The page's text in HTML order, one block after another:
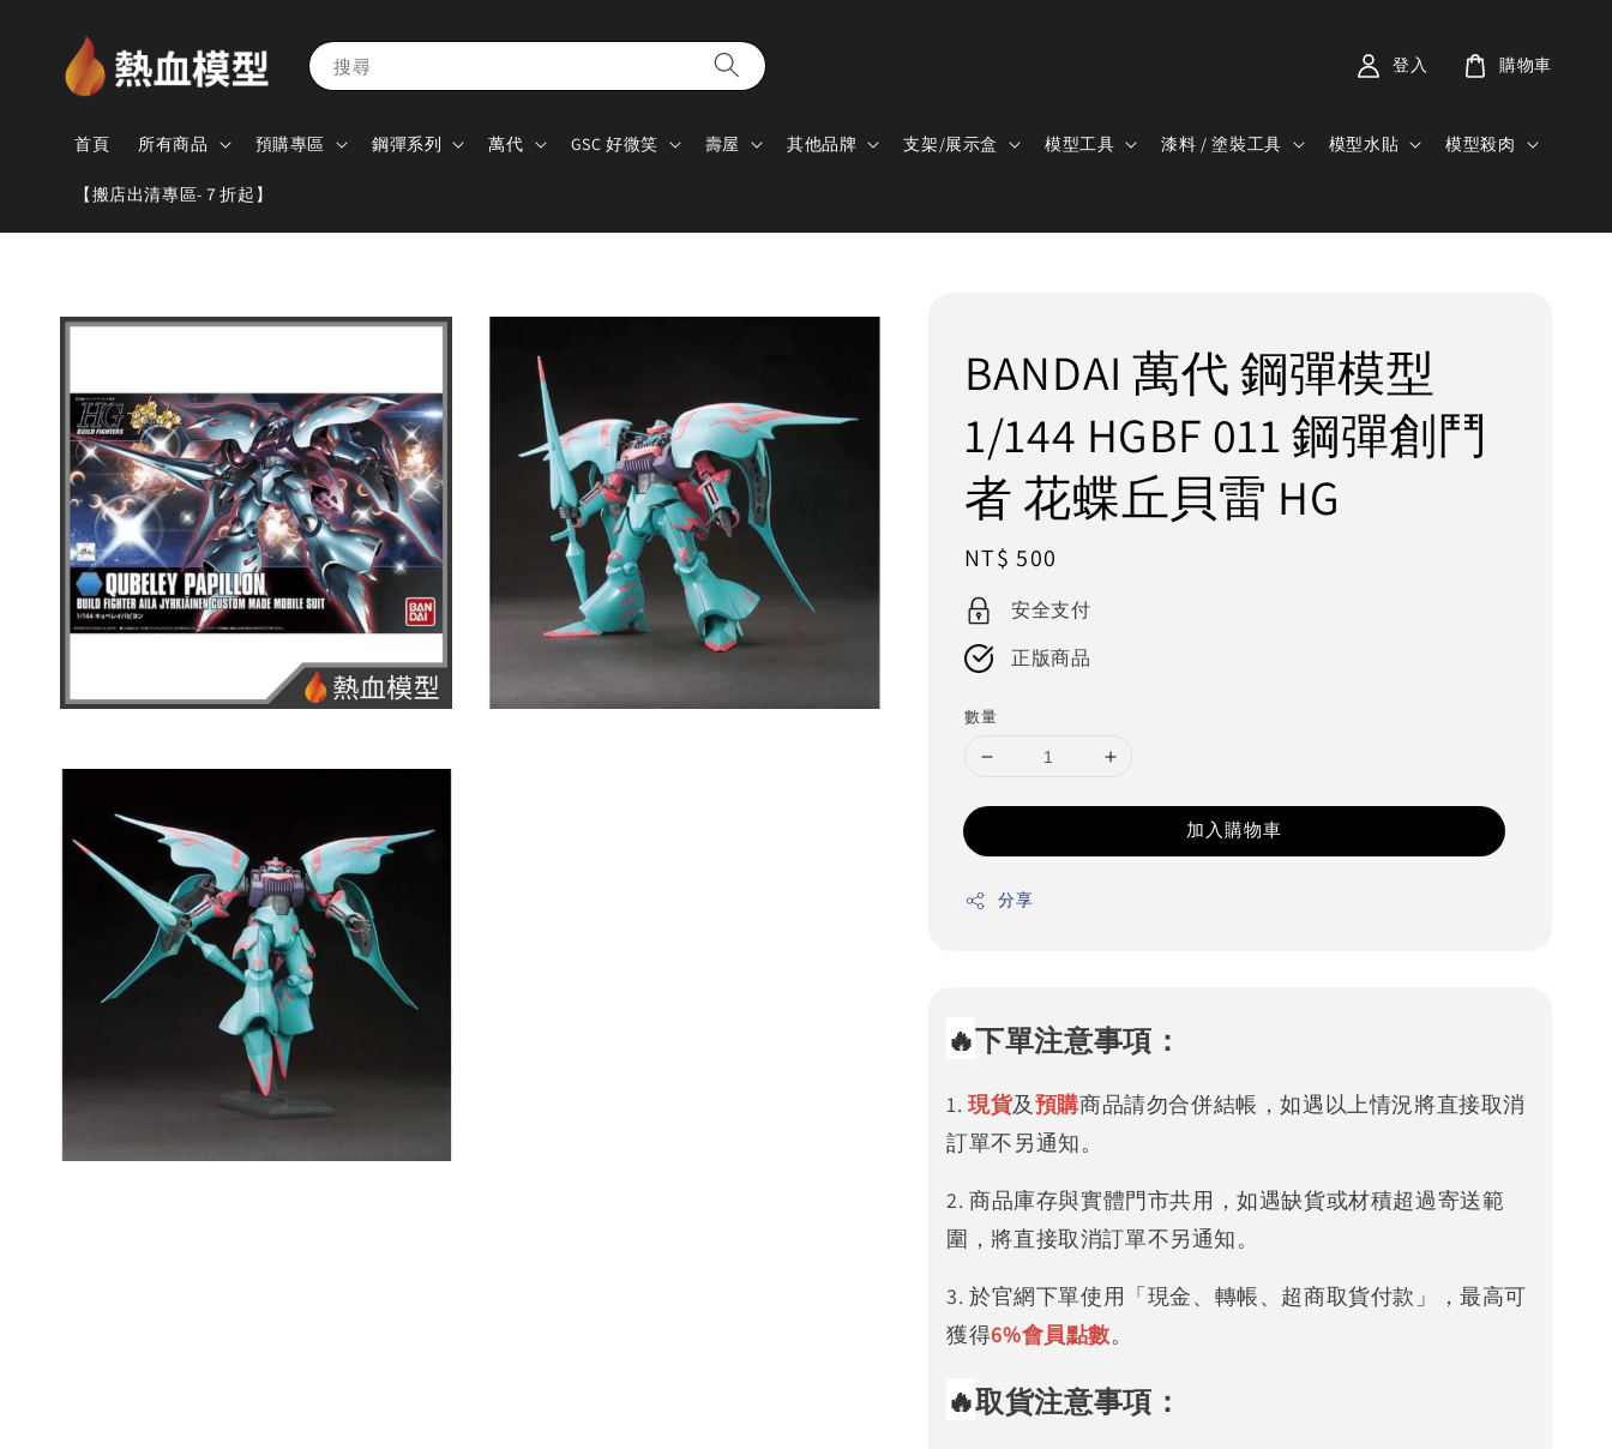
搜尋
首頁 所有商品 預購專區 鋼彈系列 萬代 GSC 好微笑 壽屋 其他品牌 支架/展示盒 模型工具 漆料 / 塗裝工具 模型水貼 模型殺肉
【搬店出清專區-７折起】
登入 購物車
BANDAI 萬代 鋼彈模型
1/144 HGBF 011 鋼彈創鬥
者 花蝶丘貝雷 HG
Regular
price
NT$ 500
安全支付
正版商品
數量
加入購物車
分享
🔥下單注意事項：
1. 現貨及預購商品請勿合併結帳，如遇以上情況將直接取消
訂單不另通知。
2. 商品庫存與實體門市共用，如遇缺貨或材積超過寄送範
圍，將直接取消訂單不另通知。
3. 於官網下單使用「現金、轉帳、超商取貨付款」，最高可
獲得6%會員點數。
🔥取貨注意事項：